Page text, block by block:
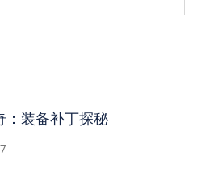
：装备补丁探秘